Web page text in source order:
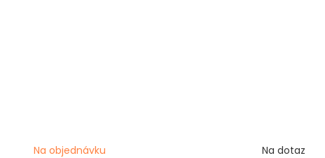
Na objednávku Na dotaz